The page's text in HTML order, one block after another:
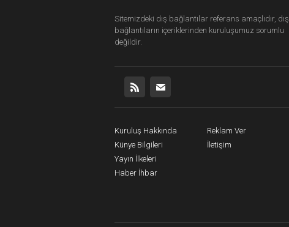
Sitemizdeki dış bağlantılar referans amaçlıdır, dış
bağlantıların içeriklerinden kuruluşumuz sorumlu
değildir.
Kuruluş Hakkında
Künye Bilgileri
Yayın İlkeleri
Haber İhbar
Reklam Ver
İletişim